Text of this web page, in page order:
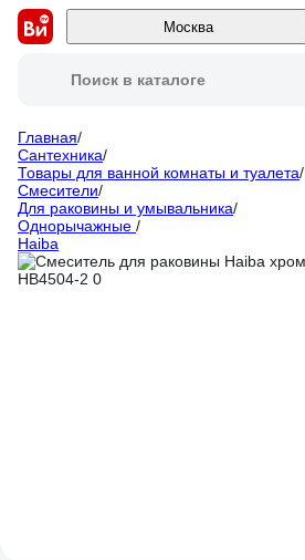
Москва
Поиск в каталоге
Главная/
Сантехника/
Товары для ванной комнаты и туалета/
Смесители/
Для раковины и умывальника/
Однорычажные /
Haiba